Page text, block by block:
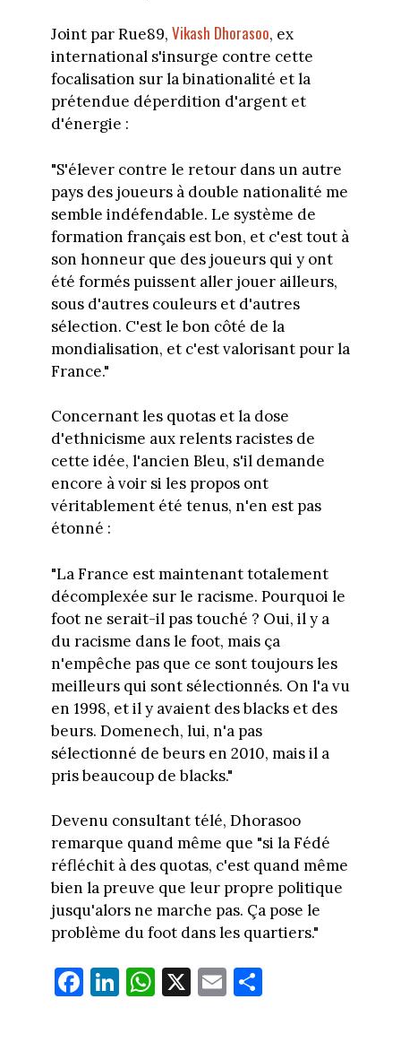
Joint par Rue89, Vikash Dhorasoo, ex
international s'insurge contre cette
focalisation sur la binationalité et la
prétendue déperdition d'argent et
d'énergie :
"S'élever contre le retour dans un autre
pays des joueurs à double nationalité me
semble indéfendable. Le système de
formation français est bon, et c'est tout à
son honneur que des joueurs qui y ont
été formés puissent aller jouer ailleurs,
sous d'autres couleurs et d'autres
sélection. C'est le bon côté de la
mondialisation, et c'est valorisant pour la
France."
Concernant les quotas et la dose
d'ethnicisme aux relents racistes de
cette idée, l'ancien Bleu, s'il demande
encore à voir si les propos ont
véritablement été tenus, n'en est pas
étonné :
"La France est maintenant totalement
décomplexée sur le racisme. Pourquoi le
foot ne serait-il pas touché ? Oui, il y a
du racisme dans le foot, mais ça
n'empêche pas que ce sont toujours les
meilleurs qui sont sélectionnés. On l'a vu
en 1998, et il y avaient des blacks et des
beurs. Domenech, lui, n'a pas
sélectionné de beurs en 2010, mais il a
pris beaucoup de blacks."
Devenu consultant télé, Dhorasoo
remarque quand même que "si la Fédé
réfléchit à des quotas, c'est quand même
bien la preuve que leur propre politique
jusqu'alors ne marche pas. Ça pose le
problème du foot dans les quartiers."
Fa
ce
Li
nk
W
ha
X E
m
Pa